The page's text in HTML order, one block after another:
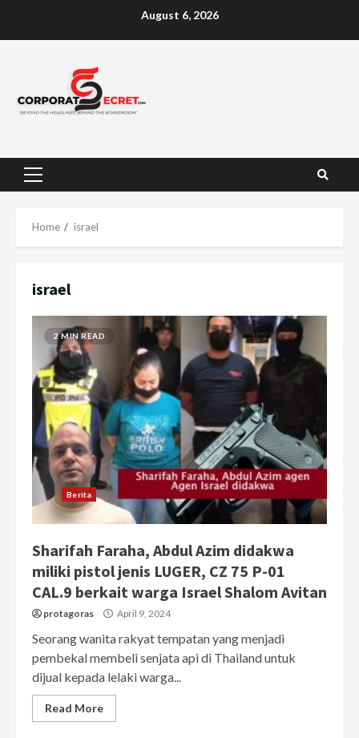
August 6, 2026
Primary
Home israel
israel
2 MIN READ
Berita
Sharifah Faraha, Abdul Azim didakwa
miliki pistol jenis LUGER, CZ 75 P-01
CAL.9 berkait warga Israel Shalom Avitan
protagoras April 9, 2024
Seorang wanita rakyat tempatan yang menjadi
pembekal membeli senjata api di Thailand untuk
dijual kepada lelaki warga...
Read More